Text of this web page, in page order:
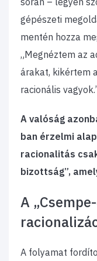
gépészeti
mentén hozza
„Megnéztem az
árakat, kikértem
racionális
A valóság
ban érzelmi
racionalitás
bizottság”,
A
A folyamat